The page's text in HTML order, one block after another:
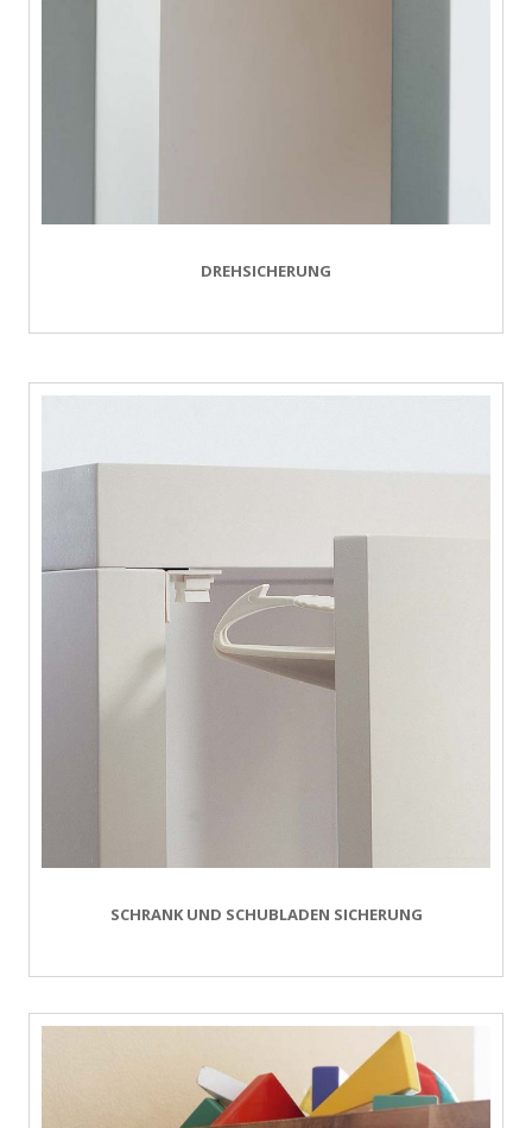
DREHSICHERUNG
SCHRANK UND SCHUBLADEN SICHERUNG